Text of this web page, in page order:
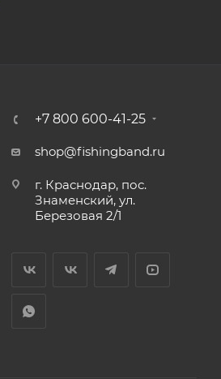
+7 800 600-41-25
shop@fishingband.ru
г. Краснодар, пос.
Знаменский, ул.
Березовая 2/1